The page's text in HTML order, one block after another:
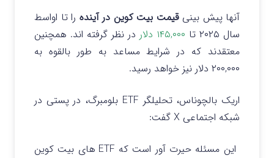
آنها پیش بینیقیمت بیت کوین در آینده را تا اواسط
سال ۲۰۲۵ تا
۱۴۵,۰۰۰ دلار
در نظر گرفته اند. همچنین
معتقدند که در شرایط مساعد به طور بالقوه به
۲۰۰,۰۰۰ دلار نیز خواهد رسید.
اریک بالچوناس، تحلیلگر ETF بلومبرگ، در پستی در
شبکه اجتماعی X گفت:
این مسئله حیرت آور است که ETF های بیت کوین